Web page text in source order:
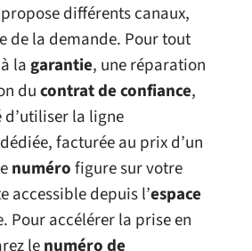
propose différents canaux,
de la demande. Pour tout
lagarantie, une réparation
ducontrat de confiance,
la ligne
facturée au prix d’un
numérofigure sur votre
accessible depuis l’espace
Pour accélérer la prise en
lenuméro de